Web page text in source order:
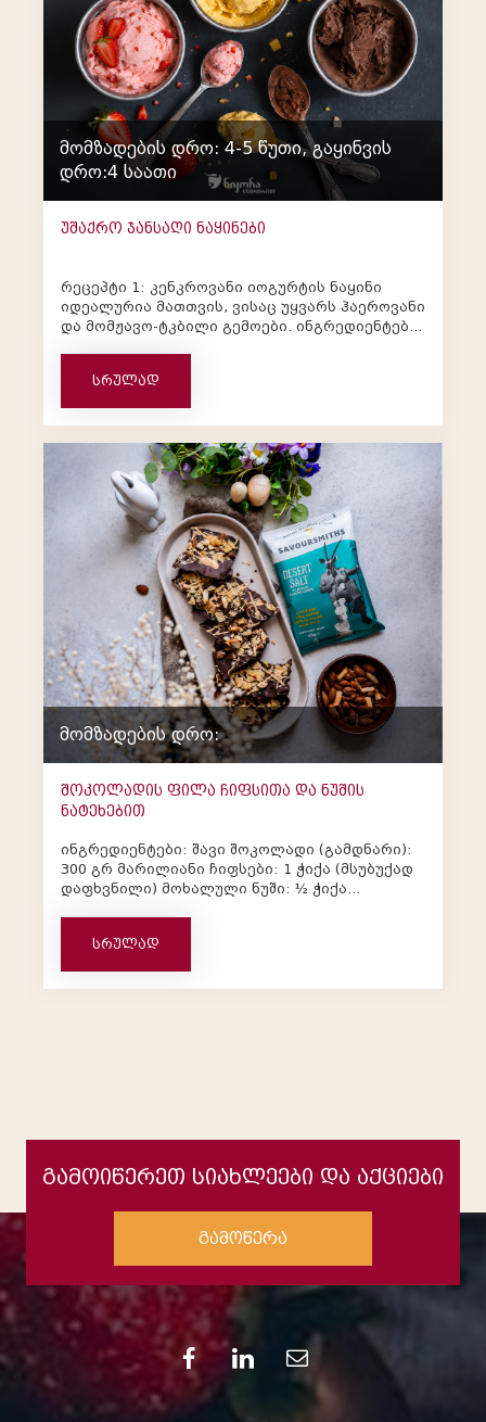
მომზადების დრო: 4-5 წუთი, გაყინვის
დრო:4 საათი
უშაქრო ჯანსაღი ნაყინები
რეცეპტი 1: კენკროვანი იოგურტის ნაყინი
იდეალურია მათთვის, ვისაც უყვარს ჰაეროვანი
და მომჟავო-ტკბილი გემოები. ინგრედიენტები:
სრულად
მომზადების დრო:
შოკოლადის ფილა ჩიფსითა და ნუშის
ნატეხებით
ინგრედიენტები: შავი შოკოლადი (გამდნარი):
300 გრ მარილიანი ჩიფსები: 1 ჭიქა (მსუბუქად
დაფხვნილი) მოხალული ნუში: ½ ჭიქა
სრულად
გამოიწერეთ სიახლეები და აქციები
გამოწერა